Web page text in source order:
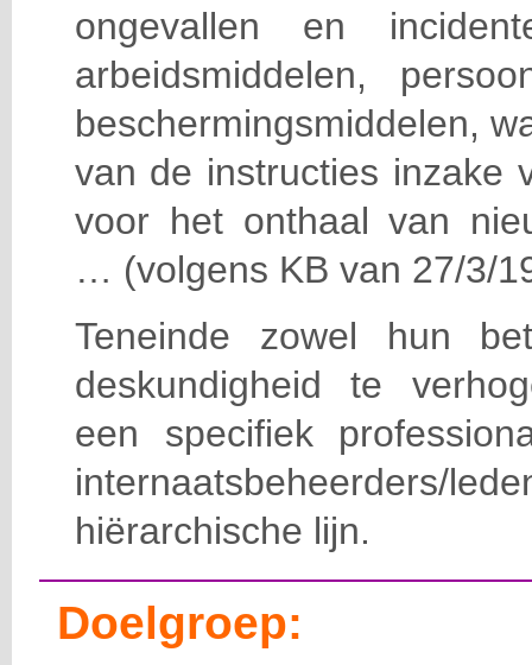
ongevallen en
arbeidsmiddelen,
beschermingsmiddelen,
van de instructies inzake
voor het onthaal van
… (volgens KB van 27/3/
Teneinde zowel hun
deskundigheid te
een specifiek
hiërarchische lijn.
Doelgroep: